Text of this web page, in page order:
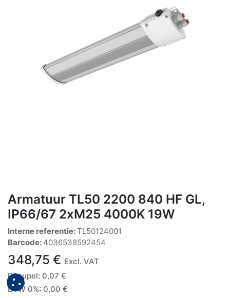
Armatuur TL50 2200 840 HF GL,
IP66/67 2xM25 4000K 19W
Interne referentie:TL50124001
Barcode: 4036538592454
348,75 € Excl. VAT
Recupel: 0,07 €
BTW 0%: 0,00 €